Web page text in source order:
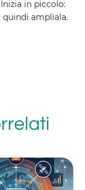
in piccolo:
ampliala.